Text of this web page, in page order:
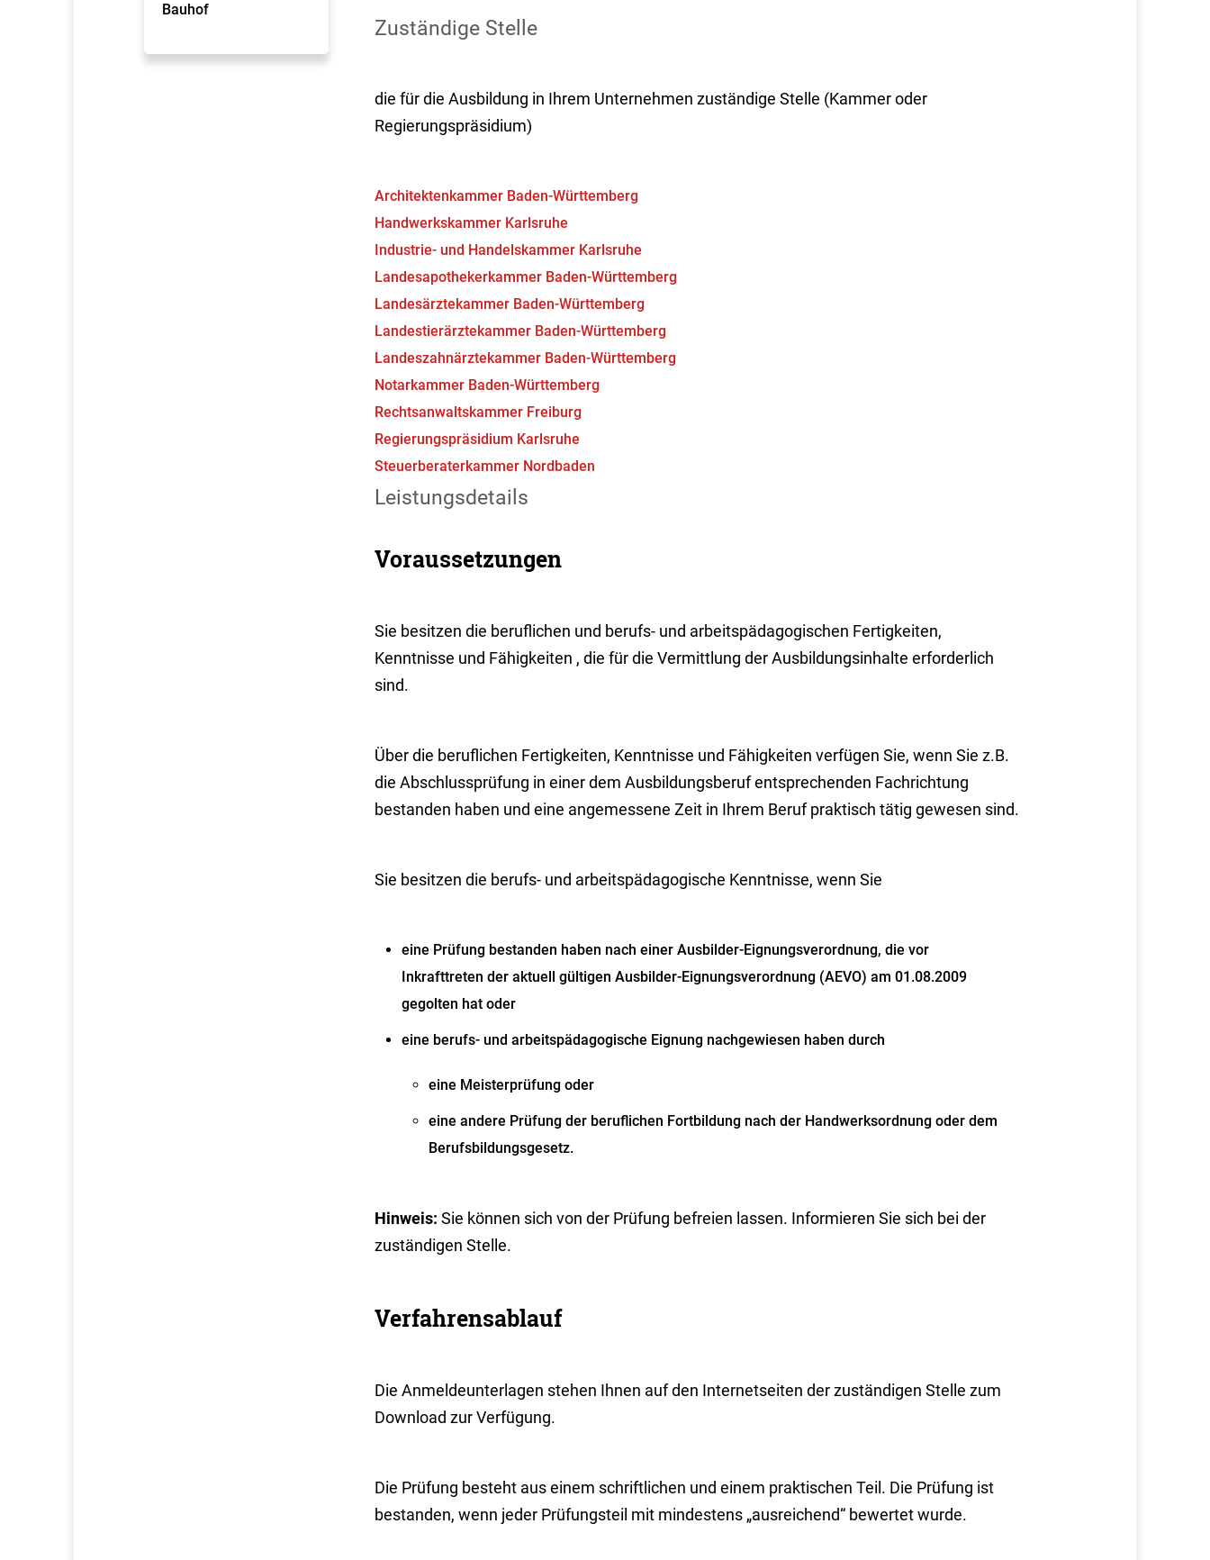
Bauhof
Zuständige Stelle
die für die Ausbildung in Ihrem Unternehmen zuständige Stelle (Kammer oder
Regierungspräsidium)
Architektenkammer Baden-Württemberg
Handwerkskammer Karlsruhe
Industrie- und Handelskammer Karlsruhe
Landesapothekerkammer Baden-Württemberg
Landesärztekammer Baden-Württemberg
Landestierärztekammer Baden-Württemberg
Landeszahnärztekammer Baden-Württemberg
Notarkammer Baden-Württemberg
Rechtsanwaltskammer Freiburg
Regierungspräsidium Karlsruhe
Steuerberaterkammer Nordbaden
Leistungsdetails
Voraussetzungen
Sie besitzen die beruflichen und berufs- und arbeitspädagogischen Fertigkeiten,
Kenntnisse und Fähigkeiten , die für die Vermittlung der Ausbildungsinhalte erforderlich
sind.
Über die beruflichen Fertigkeiten, Kenntnisse und Fähigkeiten verfügen Sie, wenn Sie z.B.
die Abschlussprüfung in einer dem Ausbildungsberuf entsprechenden Fachrichtung
bestanden haben und eine angemessene Zeit in Ihrem Beruf praktisch tätig gewesen sind.
Sie besitzen die berufs- und arbeitspädagogische Kenntnisse, wenn Sie
eine Prüfung bestanden haben nach einer Ausbilder-Eignungsverordnung, die vor
Inkrafttreten der aktuell gültigen Ausbilder-Eignungsverordnung (AEVO) am 01.08.2009
gegolten hat oder
eine berufs- und arbeitspädagogische Eignung nachgewiesen haben durch
eine Meisterprüfung oder
eine andere Prüfung der beruflichen Fortbildung nach der Handwerksordnung oder dem
Berufsbildungsgesetz.
Hinweis: Sie können sich von der Prüfung befreien lassen. Informieren Sie sich bei der
zuständigen Stelle.
Verfahrensablauf
Die Anmeldeunterlagen stehen Ihnen auf den Internetseiten der zuständigen Stelle zum
Download zur Verfügung.
Die Prüfung besteht aus einem schriftlichen und einem praktischen Teil. Die Prüfung ist
bestanden, wenn jeder Prüfungsteil mit mindestens „ausreichend“ bewertet wurde.